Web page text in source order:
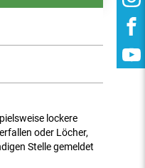
lockere
oder Löcher,
Stelle gemeldet